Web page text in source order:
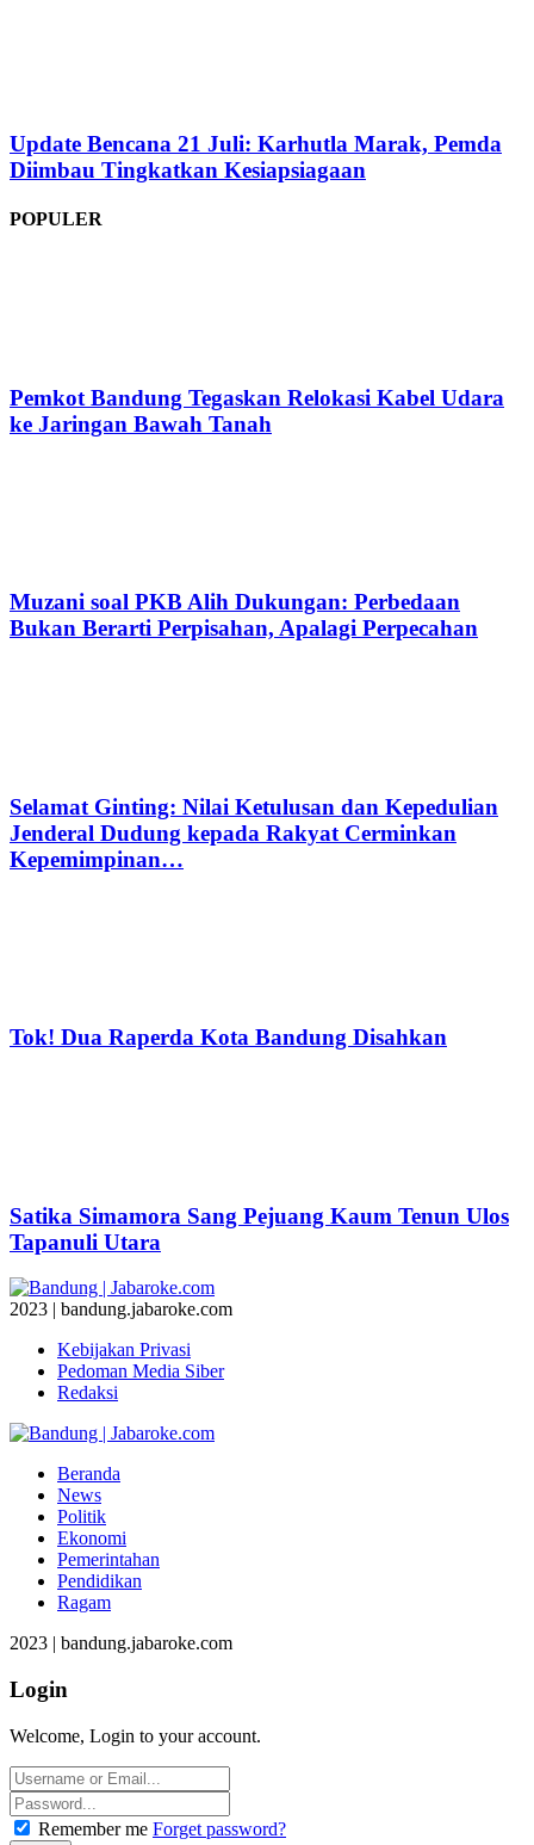
Update Bencana 21 Juli: Karhutla Marak, Pemda
Diimbau Tingkatkan Kesiapsiagaan
POPULER
Pemkot Bandung Tegaskan Relokasi Kabel Udara
ke Jaringan Bawah Tanah
Muzani soal PKB Alih Dukungan: Perbedaan
Bukan Berarti Perpisahan, Apalagi Perpecahan
Selamat Ginting: Nilai Ketulusan dan Kepedulian
Jenderal Dudung kepada Rakyat Cerminkan
Kepemimpinan…
Tok! Dua Raperda Kota Bandung Disahkan
Satika Simamora Sang Pejuang Kaum Tenun Ulos
Tapanuli Utara
2023 | bandung.jabaroke.com
Kebijakan Privasi
Pedoman Media Siber
Redaksi
Beranda
News
Politik
Ekonomi
Pemerintahan
Pendidikan
Ragam
2023 | bandung.jabaroke.com
Login
Welcome, Login to your account.
Remember me Forget password?